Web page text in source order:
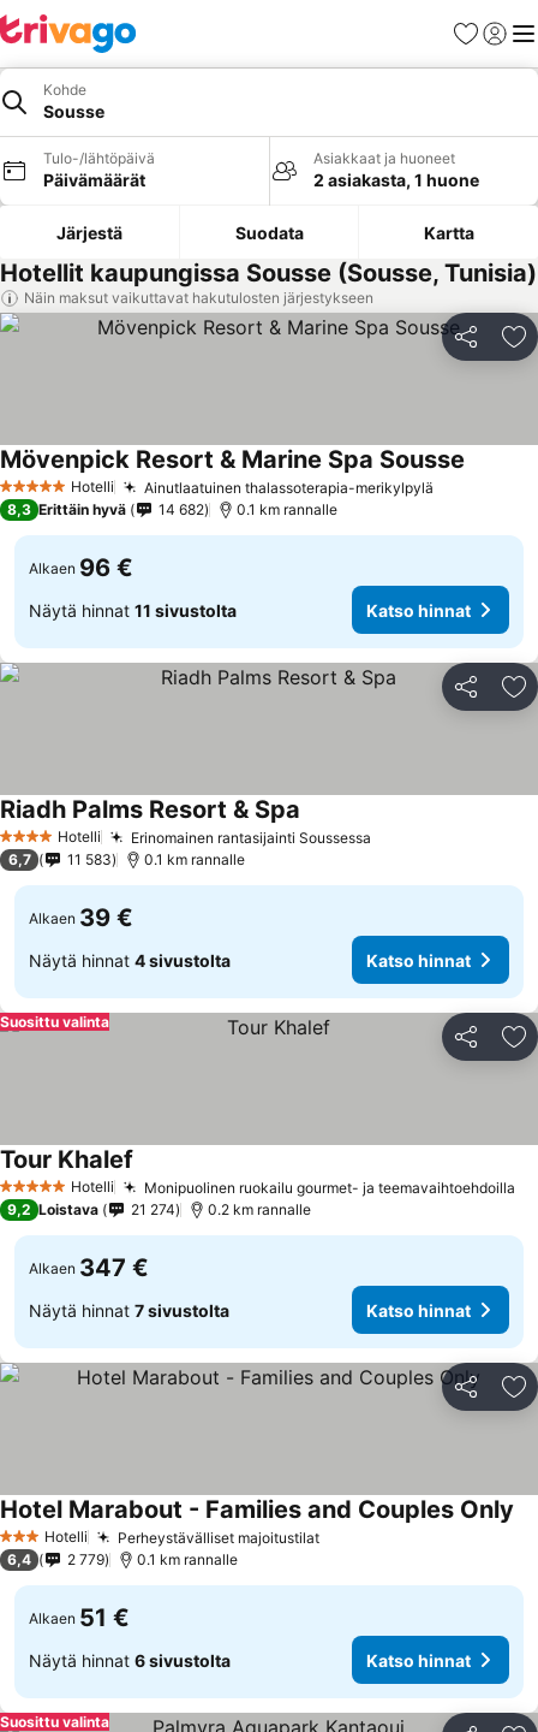
Suosikit
Kohde
Sousse
Tulo-/lähtöpäivä
Päivämäärät
Asiakkaat ja huoneet
2 asiakasta, 1 huone
Järjestä Suodata Kartta
Hotellit kaupungissa Sousse (Sousse, Tunisia)
Näin maksut vaikuttavat hakutulosten järjestykseen
Jaa
5 Tähtiluokitus
Hotelli Ainutlaatuinen thalassoterapia-merikylpylä
Mövenpick Resort & Marine Spa Sousse
8,3 Erittäin hyvä 14 682 0.1 km rannalle
Alkaen 96 €
Näytä hinnat 11 sivustolta Katso hinnat
Jaa
4 Tähtiluokitus
Hotelli Erinomainen rantasijainti Soussessa
Riadh Palms Resort & Spa
6,7 11 583 0.1 km rannalle
Alkaen 39 €
Näytä hinnat 4 sivustolta Katso hinnat
Jaa
Suosittu valinta
5 Tähtiluokitus
Hotelli Monipuolinen ruokailu gourmet- ja teemavaihtoehdoilla
Tour Khalef
9,2 Loistava 21 274 0.2 km rannalle
Alkaen 347 €
Näytä hinnat 7 sivustolta Katso hinnat
Jaa
3 Tähtiluokitus
Hotelli Perheystävälliset majoitustilat
Hotel Marabout - Families and Couples Only
6,4 2 779 0.1 km rannalle
Alkaen 51 €
Näytä hinnat 6 sivustolta Katso hinnat
Suosittu valinta